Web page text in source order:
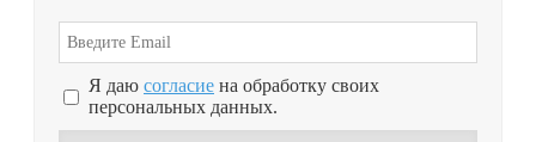
Я даю согласие на обработку своих
персональных данных.